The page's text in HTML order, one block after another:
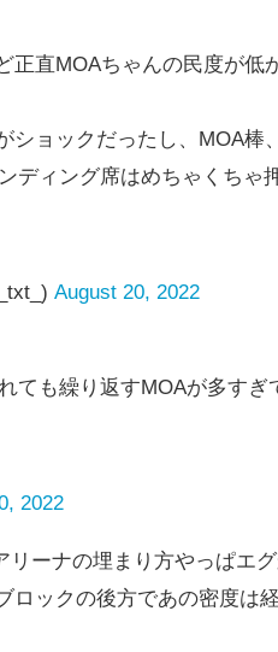
正直MOAちゃんの民度が低
ショックだったし、MOA棒
ディング席はめちゃくちゃ
August 20, 2022
ても繰り返すMOAが多すぎ
2022
ーナの埋まり方やっぱエ
ックの後方であの密度は